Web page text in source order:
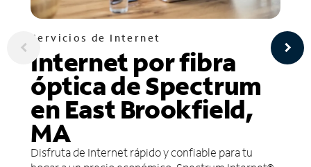
Servicios de Internet
Internet por fibra
óptica de Spectrum
en East Brookfield,
MA
Disfruta de Internet rápido y confiable para tu